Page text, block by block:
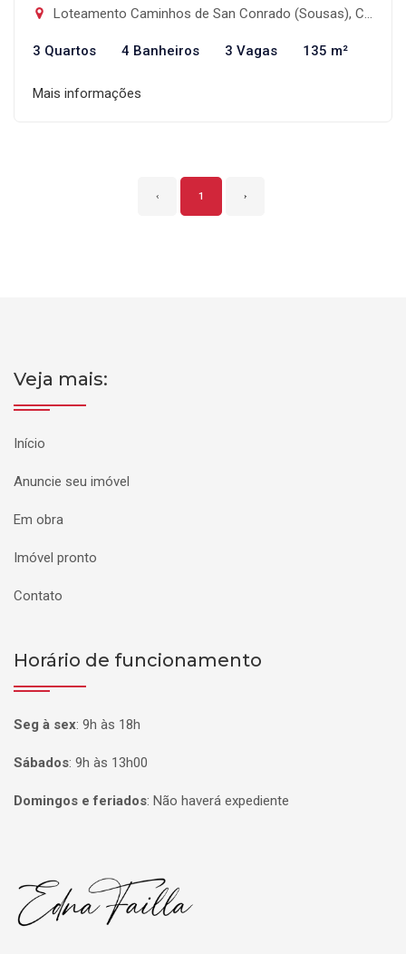
Loteamento Caminhos de San Conrado (Sousas), Campinas-SP
3 Quartos 4 Banheiros 3 Vagas 135 m²
Mais informações
‹ 1 ›
Veja mais:
Início
Anuncie seu imóvel
Em obra
Imóvel pronto
Contato
Horário de funcionamento
Seg à sex: 9h às 18h
Sábados: 9h às 13h00
Domingos e feriados: Não haverá expediente